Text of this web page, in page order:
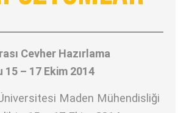
Cevher Hazırlama
15 – 17 Ekim 2014
Maden Mühendisliği